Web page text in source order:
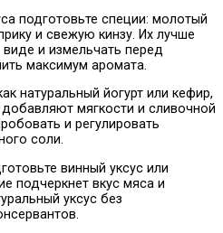
подготовьте специи: молотый
и свежую кинзу. Их лучше
и измельчать перед
максимум аромата.
натуральный йогурт или кефир,
мягкости и сливочной
и регулировать
соли.
винный уксус или
подчеркнет вкус мяса и
уксус без